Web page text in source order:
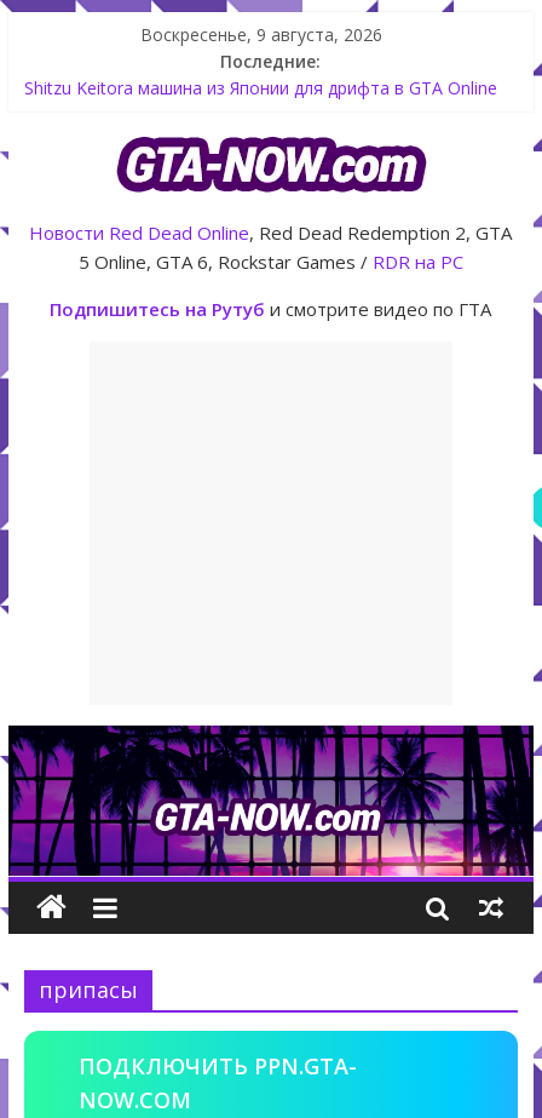
Воскресенье, 9 августа, 2026
Последние:
Shitzu Keitora машина из Японии для дрифта в GTA Online
GTA Online уже 14 июля
GTA Online: Rockstar запускает программу Fine Art Collector
с наградами
Летнее обновление для GTA 5 Online The Kortz Center Heist
Как создать аккаунт Rockstar Games Social Club инструкция
Новости Red Dead Online, Red Dead Redemption 2, GTA
5 Online, GTA 6, Rockstar Games / RDR на PC
Подпишитесь на Рутуб и смотрите видео по ГТА
припасы
ПОДКЛЮЧИТЬ PPN.GTA-
NOW.COM